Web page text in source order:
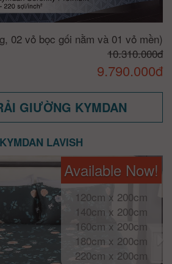
02 vỏ bọc gối nằm và 01 vỏ mền)
10.310.000đ
9.790.000đ
GIƯỜNG KYMDAN
LAVISH
Available Now!
120cm x 200cm
140cm x 200cm
160cm x 200cm
180cm x 200cm
220cm x 200cm